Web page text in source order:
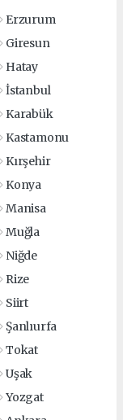
Erzurum
Giresun
Hatay
İstanbul
Karabük
Kastamonu
Kırşehir
Konya
Manisa
Muğla
Niğde
Rize
Siirt
Şanlıurfa
Tokat
Uşak
Yozgat